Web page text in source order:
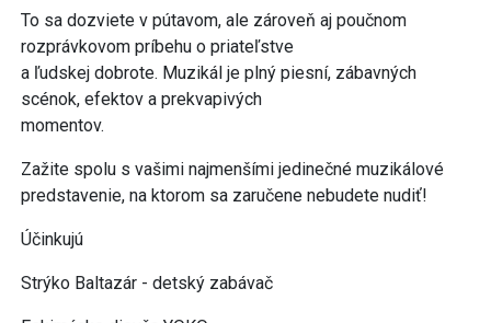
To sa dozviete v pútavom, ale zároveň aj poučnom
rozprávkovom príbehu o priateľstve
a ľudskej dobrote. Muzikál je plný piesní, zábavných
scénok, efektov a prekvapivých
momentov.
Zažite spolu s vašimi najmenšími jedinečné muzikálové
predstavenie, na ktorom sa zaručene nebudete nudiť!
Účinkujú
Strýko Baltazár - detský zabávač